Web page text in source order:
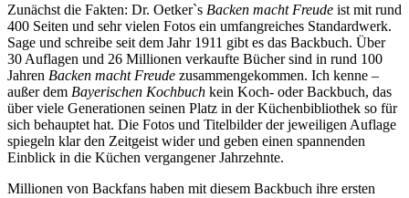
Zunächst die Fakten: Dr. Oetker`s Backen macht Freude ist mit rund
400 Seiten und sehr vielen Fotos ein umfangreiches Standardwerk.
Sage und schreibe seit dem Jahr 1911 gibt es das Backbuch. Über
30 Auflagen und 26 Millionen verkaufte Bücher sind in rund 100
Jahren Backen macht Freude zusammengekommen. Ich kenne –
außer dem Bayerischen Kochbuch kein Koch- oder Backbuch, das
über viele Generationen seinen Platz in der Küchenbibliothek so für
sich behauptet hat. Die Fotos und Titelbilder der jeweiligen Auflage
spiegeln klar den Zeitgeist wider und geben einen spannenden
Einblick in die Küchen vergangener Jahrzehnte.
Millionen von Backfans haben mit diesem Backbuch ihre ersten